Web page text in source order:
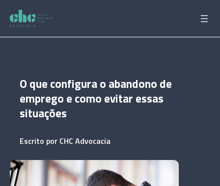
para
conteúdo
O que configura o abandono de
emprego e como evitar essas
situações
Escrito por CHC Advocacia